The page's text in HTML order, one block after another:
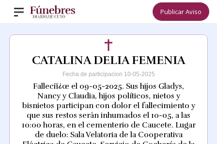
Publicar Aviso
CATALINA DELIA FEMENIA
Fecha de participacion 10-05-2025
Falleciï¿œ el 09-05-2025. Sus hijos Gladys,
Nancy y Claudia, hijos políticos, nietos y
bisnietos participan con dolor el fallecimiento y
que sus restos serán inhumados el 10-05, a las
10:00 horas, en el cementerio de Caucete. Lugar
de duelo: Sala Velatoria de la Cooperativa